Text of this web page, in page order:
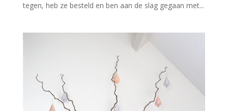
tegen, heb ze besteld en ben aan de slag gegaan met...